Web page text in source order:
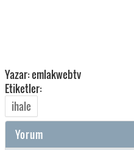
Yazar: emlakwebtv
Etiketler:
ihale
Yorum